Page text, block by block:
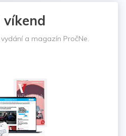
víkend
a magazín PročNe.